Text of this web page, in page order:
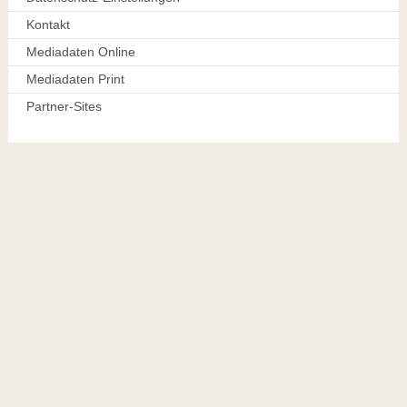
Kontakt
Mediadaten Online
Mediadaten Print
Partner-Sites